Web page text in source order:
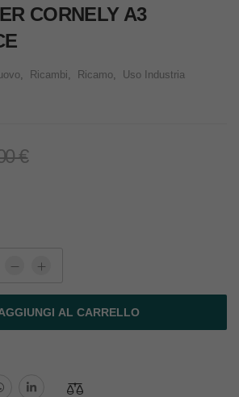
CORNELY A3
, Ricambi, Ricamo,
Uso Industria
€
AL CARRELLO